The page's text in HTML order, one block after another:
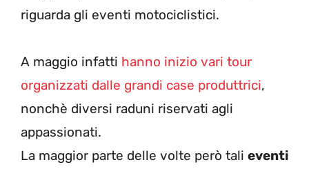
riguarda gli eventi motociclistici.
A maggio infatti hanno inizio vari tour
organizzati dalle grandi case produttrici,
nonchè diversi raduni riservati agli
appassionati.
La maggior parte delle volte però tali eventi